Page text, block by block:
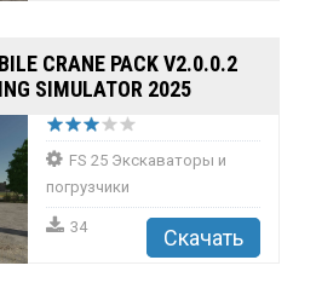
CRANE PACK V2.0.0.2
SIMULATOR 2025
FS 25 Экскаваторы и
погрузчики
34 Скачать